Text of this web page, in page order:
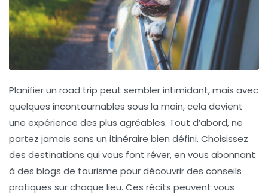
Planifier un road trip peut sembler intimidant, mais avec
quelques incontournables sous la main, cela devient
une expérience des plus agréables. Tout d’abord, ne
partez jamais sans un itinéraire bien défini. Choisissez
des destinations qui vous font rêver, en vous abonnant
à des blogs de tourisme pour découvrir des conseils
pratiques sur chaque lieu. Ces récits peuvent vous